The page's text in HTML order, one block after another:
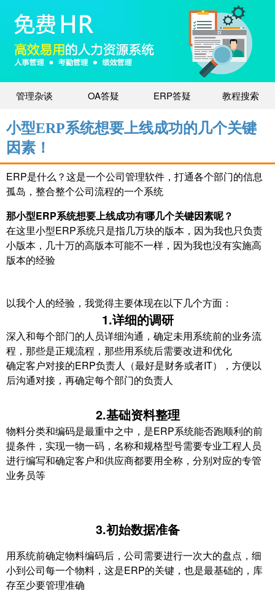
管理杂谈 OA答疑 ERP答疑 教程搜索
小型ERP系统想要上线成功的几个关键
因素！
ERP是什么？这是一个公司管理软件，打通各个部门的信息
孤岛，整合整个公司流程的一个系统
那小型ERP系统想要上线成功有哪几个关键因素呢？
在这里小型ERP系统只是指几万块的版本，因为我也只负责
小版本，几十万的高版本可能不一样，因为我也没有实施高
版本的经验
以我个人的经验，我觉得主要体现在以下几个方面：
1.详细的调研
深入和每个部门的人员详细沟通，确定未用系统前的业务流
程，那些是正规流程，那些用系统后需要改进和优化
确定客户对接的ERP负责人（最好是财务或者IT），方便以
后沟通对接，再确定每个部门的负责人
2.基础资料整理
物料分类和编码是最重中之中，是ERP系统能否跑顺利的前
提条件，实现一物一码，名称和规格型号需要专业工程人员
进行编写和确定客户和供应商都要用全称，分别对应的专管
业务员等
3.初始数据准备
用系统前确定物料编码后，公司需要进行一次大的盘点，细
小到公司每一个物料，这是ERP的关键，也是最基础的，库
存至少要管理准确